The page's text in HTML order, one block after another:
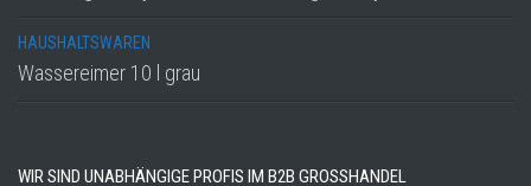
HAUSHALTSWAREN
Wassereimer 10 l grau
WIR SIND UNABHÄNGIGE PROFIS IM B2B GROSSHANDEL